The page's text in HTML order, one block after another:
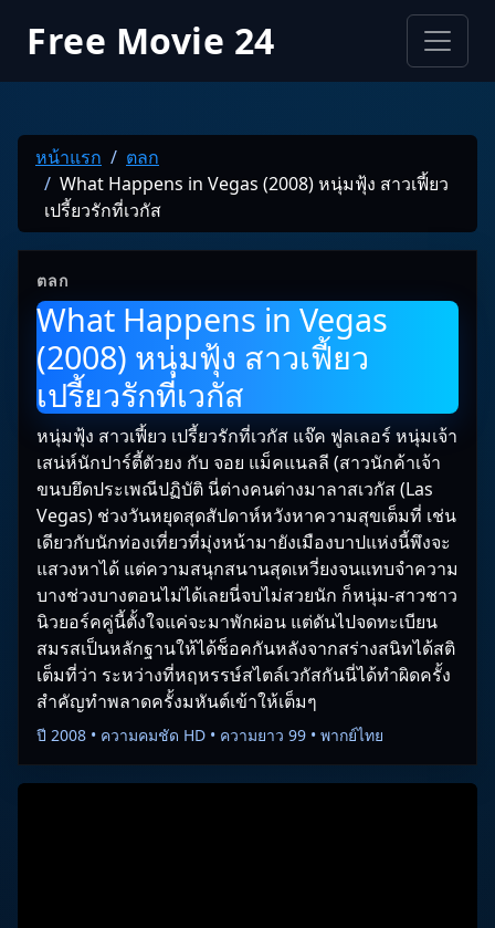
Free Movie 24
หน้าแรก
ตลก
What Happens in Vegas (2008) หนุ่มฟุ้ง สาวเฟี้ยว
เปรี้ยวรักที่เวกัส
ตลก
What Happens in Vegas
(2008) หนุ่มฟุ้ง สาวเฟี้ยว
เปรี้ยวรักที่เวกัส
หนุ่มฟุ้ง สาวเฟี้ยว เปรี้ยวรักที่เวกัส แจ๊ค ฟูลเลอร์ หนุ่มเจ้า
เสน่ห์นักปาร์ตี้ตัวยง กับ จอย แม็คแนลลี (สาวนักค้าเจ้า
ขนบยึดประเพณีปฏิบัติ นี่ต่างคนต่างมาลาสเวกัส (Las
Vegas) ช่วงวันหยุดสุดสัปดาห์หวังหาความสุขเต็มที่ เช่น
เดียวกับนักท่องเที่ยวที่มุ่งหน้ามายังเมืองบาปแห่งนี้พึงจะ
แสวงหาได้ แต่ความสนุกสนานสุดเหวี่ยงจนแทบจำความ
บางช่วงบางตอนไม่ได้เลยนี่จบไม่สวยนัก ก็หนุ่ม-สาวชาว
นิวยอร์คคู่นี้ตั้งใจแค่จะมาพักผ่อน แต่ดันไปจดทะเบียน
สมรสเป็นหลักฐานให้ได้ช็อคกันหลังจากสร่างสนิทได้สติ
เต็มที่ว่า ระหว่างที่หฤหรรษ์สไตล์เวกัสกันนี่ได้ทำผิดครั้ง
สำคัญทำพลาดครั้งมหันต์เข้าให้เต็มๆ
ปี 2008 • ความคมชัด HD • ความยาว 99 • พากย์ไทย